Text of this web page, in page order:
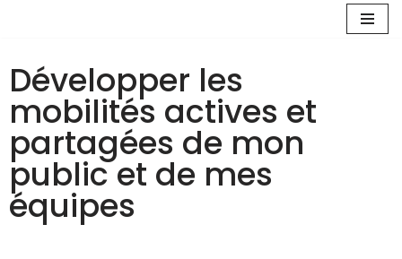
au
contenu
Développer les
mobilités actives et
partagées de mon
public et de mes
équipes